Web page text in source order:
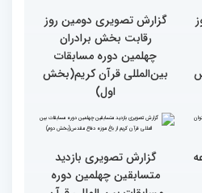
از حضور سفیر عربستان تا
استقبال بی‌نظیر کودکان و
نوجوانان/ نگاهی به حواشی
دومین روز مسابقات جهانی
قرآن به میزبانی ایران